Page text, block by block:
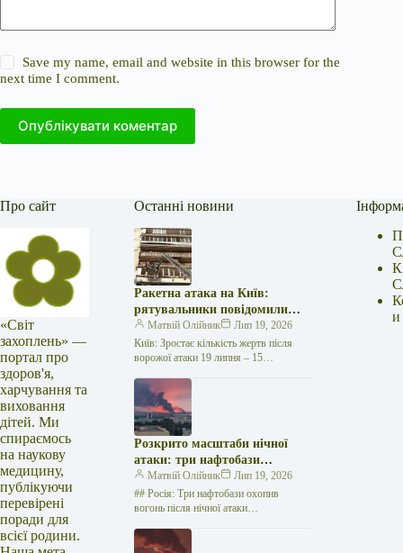
Save my name, email and website in this browser for the
next time I comment.
Опублікувати коментар
Про сайт
«Світ
захоплень» —
портал про
здоров'я,
харчування та
виховання
дітей. Ми
спираємось
на наукову
медицину,
публікуючи
перевірені
поради для
всієї родини.
Останні новини
Ракетна атака на Київ:
рятувальники повідомили
про 15 поранених
Матвій Олійник
Лип 19, 2026
Київ: Зростає кількість жертв після
ворожої атаки 19 липня – 15
російської агресії, що сталася у
столиці…
Розкрито масштаби нічної
атаки: три нафтобази
палають у Ставрополі –
OSINT-аналіз
Матвій Олійник
Лип 19, 2026
## Росія: Три нафтобази охопив
вогонь після нічної атаки
відсотків життя. Кропивницький»
и